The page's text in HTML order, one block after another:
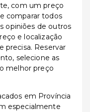
com um preço
comparar todos
opiniões de outros
e localização
precisa. Reservar
selecione as
melhor preço
em Província
especialmente